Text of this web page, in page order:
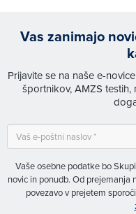
Vas zanimajo
Prijavite se na naše e-
športnikov, AMZS
Vaše osebne podatke bo
novic in ponudb. Od
povezavo v prejetem